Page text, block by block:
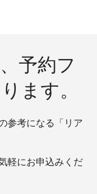
予約フ
ます。
参考になる「リア
軽にお申込みくだ